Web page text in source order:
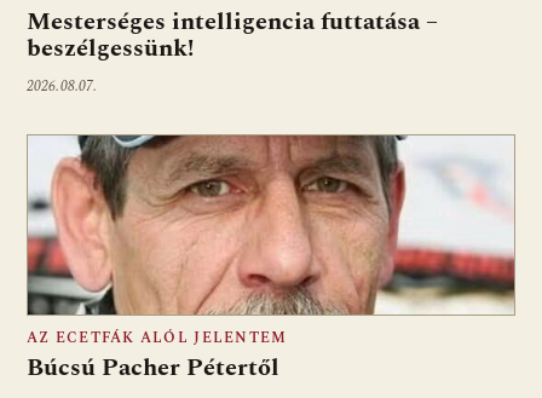
Mesterséges intelligencia futtatása –
beszélgessünk!
2026.08.07.
AZ ECETFÁK ALÓL JELENTEM
Búcsú Pacher Pétertől